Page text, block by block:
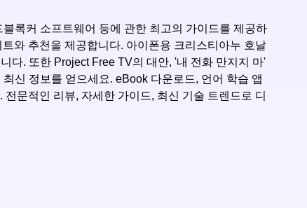
록커 소프트웨어 등에 관한 최고의 가이드를 제공하
와 추천을 제공합니다. 아이폰용 크리스티아누 호날
다. 또한 Project Free TV의 대안, '내 전화 만지지 마'
신 정보를 얻으세요. eBook 다운로드, 언어 학습 앱
문적인 리뷰, 자세한 가이드, 최신 기술 트렌드로 디